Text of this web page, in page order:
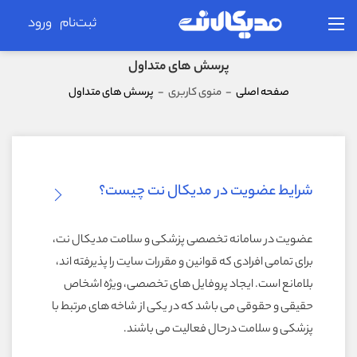
ثبت‌نام ورود
پرسش های متداول
صفحه اصلی - منوی کاربری - پرسش های متداول
شرایط عضویت در مدیکال نت چیست؟
عضویت در سامانه تخصصی پزشکی و سلامت مدیکال نت،
برای تمامی افرادی که قوانین و مقررات سایت را پذیرفته اند،
بلامانع است. ایجاد پروفایل های تخصصی، ویژه اشخاص
حقیقی و حقوقی می باشد که در یکی از شاخه های مرتبط با
پزشکی و سلامت درحال فعالیت می باشند.